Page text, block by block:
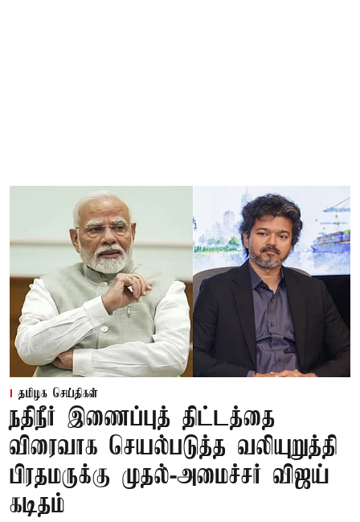
தமிழக செய்திகள்
நதிநீர் இணைப்புத் திட்டத்தை
விரைவாக செயல்படுத்த வலியுறுத்தி
பிரதமருக்கு முதல்-அமைச்சர் விஜய்
கடிதம்